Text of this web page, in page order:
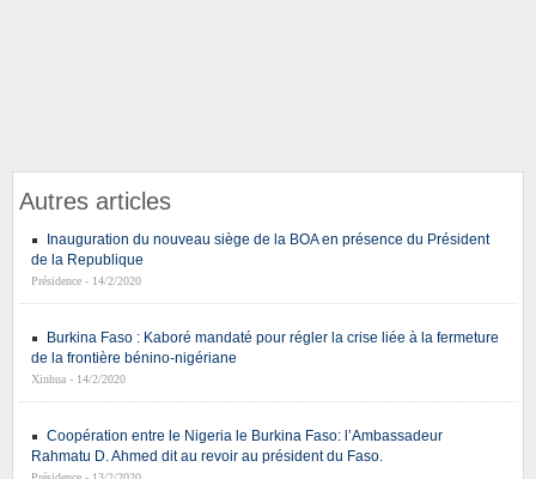
Autres articles
Inauguration du nouveau siège de la BOA en présence du Président
de la Republique
Présidence - 14/2/2020
Burkina Faso : Kaboré mandaté pour régler la crise liée à la fermeture
de la frontière bénino-nigériane
Xinhua - 14/2/2020
Coopération entre le Nigeria le Burkina Faso: l’Ambassadeur
Rahmatu D. Ahmed dit au revoir au président du Faso.